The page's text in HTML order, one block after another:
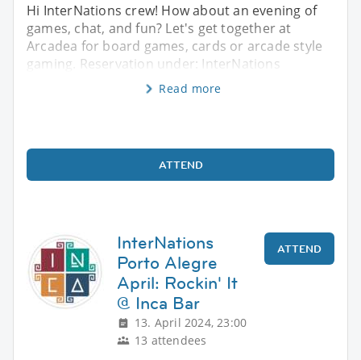
Hi InterNations crew! How about an evening of
games, chat, and fun? Let's get together at
Arcadea for board games, cards or arcade style
gaming. Reservation under: InterNations
Read more
ATTEND
InterNations
Porto Alegre
April: Rockin' It
@ Inca Bar
13. April 2024, 23:00
13 attendees
ATTEND